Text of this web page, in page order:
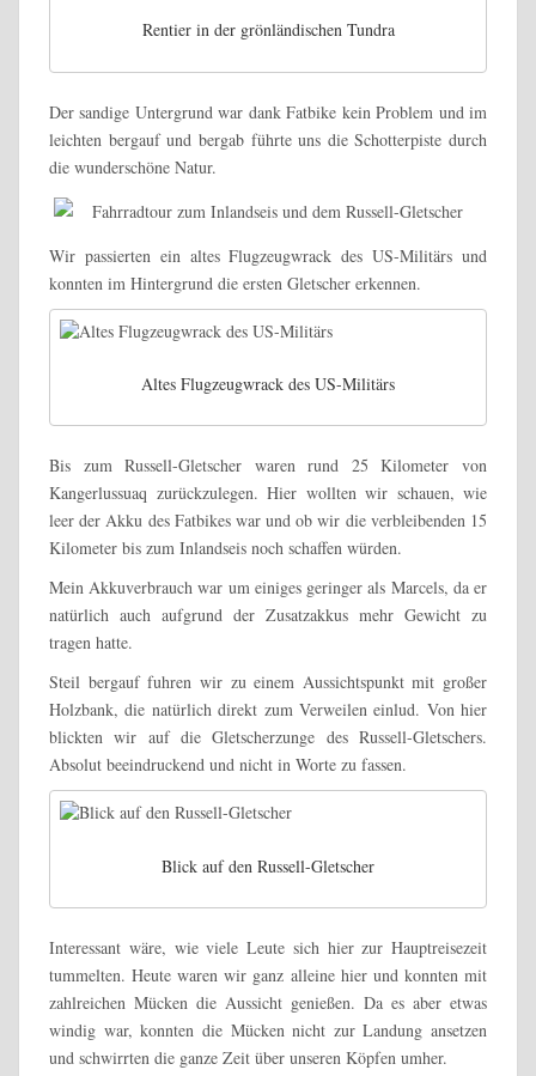
Rentier in der grönländischen Tundra
Der sandige Untergrund war dank Fatbike kein Problem und im
leichten bergauf und bergab führte uns die Schotterpiste durch
die wunderschöne Natur.
Wir passierten ein altes Flugzeugwrack des US-Militärs und
konnten im Hintergrund die ersten Gletscher erkennen.
Altes Flugzeugwrack des US-Militärs
Bis zum Russell-Gletscher waren rund 25 Kilometer von
Kangerlussuaq zurückzulegen. Hier wollten wir schauen, wie
leer der Akku des Fatbikes war und ob wir die verbleibenden 15
Kilometer bis zum Inlandseis noch schaffen würden.
Mein Akkuverbrauch war um einiges geringer als Marcels, da er
natürlich auch aufgrund der Zusatzakkus mehr Gewicht zu
tragen hatte.
Steil bergauf fuhren wir zu einem Aussichtspunkt mit großer
Holzbank, die natürlich direkt zum Verweilen einlud. Von hier
blickten wir auf die Gletscherzunge des Russell-Gletschers.
Absolut beeindruckend und nicht in Worte zu fassen.
Blick auf den Russell-Gletscher
Interessant wäre, wie viele Leute sich hier zur Hauptreisezeit
tummelten. Heute waren wir ganz alleine hier und konnten mit
zahlreichen Mücken die Aussicht genießen. Da es aber etwas
windig war, konnten die Mücken nicht zur Landung ansetzen
und schwirrten die ganze Zeit über unseren Köpfen umher.